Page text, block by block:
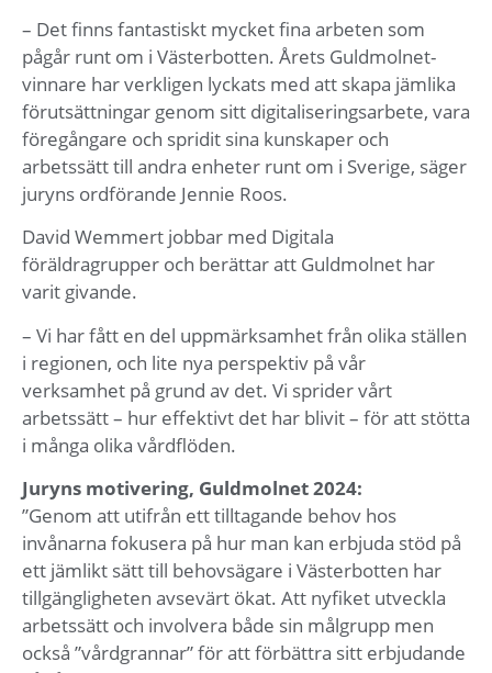
– Det finns fantastiskt mycket fina arbeten som
pågår runt om i Västerbotten. Årets Guldmolnet-
vinnare har verkligen lyckats med att skapa jämlika
förutsättningar genom sitt digitaliseringsarbete, vara
föregångare och spridit sina kunskaper och
arbetssätt till andra enheter runt om i Sverige, säger
juryns ordförande Jennie Roos.
David Wemmert jobbar med Digitala
föräldragrupper och berättar att Guldmolnet har
varit givande.
– Vi har fått en del uppmärksamhet från olika ställen
i regionen, och lite nya perspektiv på vår
verksamhet på grund av det. Vi sprider vårt
arbetssätt – hur effektivt det har blivit – för att stötta
i många olika vårdflöden.
Juryns motivering, Guldmolnet 2024:
”Genom att utifrån ett tilltagande behov hos
invånarna fokusera på hur man kan erbjuda stöd på
ett jämlikt sätt till behovsägare i Västerbotten har
tillgängligheten avsevärt ökat. Att nyfiket utveckla
arbetssätt och involvera både sin målgrupp men
också ”vårdgrannar” för att förbättra sitt erbjudande